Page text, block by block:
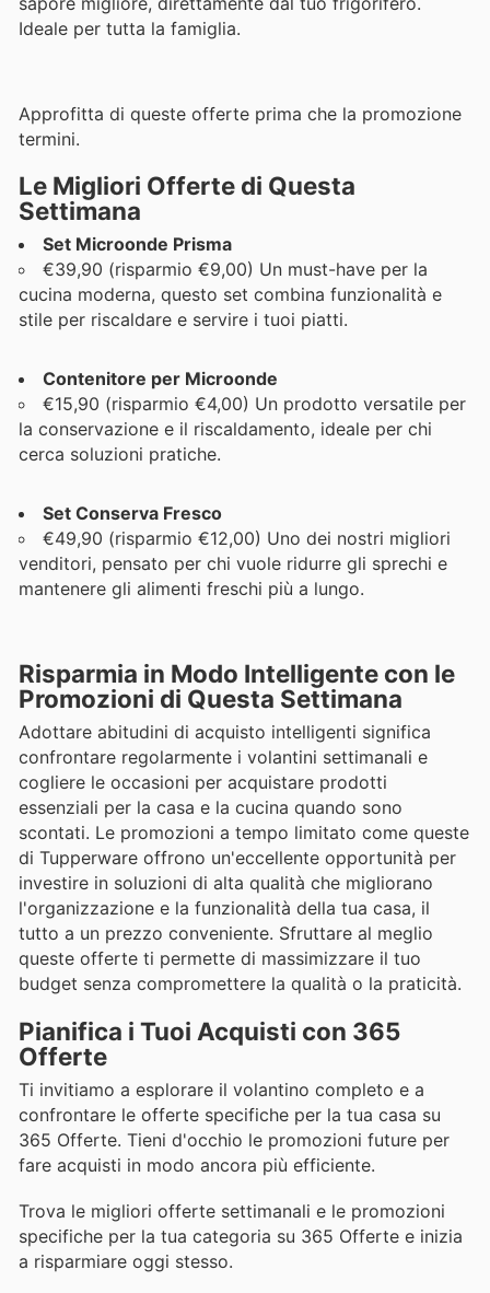
Ideale per tutta la famiglia.
Approfitta di queste offerte prima che la promozione
termini.
Le Migliori Offerte di Questa
Settimana
Set Microonde Prisma
€39,90 (risparmio €9,00) Un must-have per la
cucina moderna, questo set combina funzionalità e
stile per riscaldare e servire i tuoi piatti.
Contenitore per Microonde
€15,90 (risparmio €4,00) Un prodotto versatile per
la conservazione e il riscaldamento, ideale per chi
cerca soluzioni pratiche.
Set Conserva Fresco
€49,90 (risparmio €12,00) Uno dei nostri migliori
venditori, pensato per chi vuole ridurre gli sprechi e
mantenere gli alimenti freschi più a lungo.
Risparmia in Modo Intelligente con le
Promozioni di Questa Settimana
Adottare abitudini di acquisto intelligenti significa
confrontare regolarmente i volantini settimanali e
cogliere le occasioni per acquistare prodotti
essenziali per la casa e la cucina quando sono
scontati. Le promozioni a tempo limitato come queste
di Tupperware offrono un'eccellente opportunità per
investire in soluzioni di alta qualità che migliorano
l'organizzazione e la funzionalità della tua casa, il
tutto a un prezzo conveniente. Sfruttare al meglio
queste offerte ti permette di massimizzare il tuo
budget senza compromettere la qualità o la praticità.
Pianifica i Tuoi Acquisti con 365
Offerte
Ti invitiamo a esplorare il volantino completo e a
confrontare le offerte specifiche per la tua casa su
365 Offerte. Tieni d'occhio le promozioni future per
fare acquisti in modo ancora più efficiente.
Trova le migliori offerte settimanali e le promozioni
specifiche per la tua categoria su 365 Offerte e inizia
a risparmiare oggi stesso.